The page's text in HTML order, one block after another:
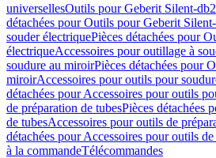
universellesOutils pour Geberit Silent-
détachées pour Outils pour Geberit
souder électriquePièces détachées pour
électriqueAccessoires pour outillage à
soudure au miroirPièces détachées pour
miroirAccessoires pour outils pour
détachées pour Accessoires pour outils
de préparation de tubesPièces détachées
de tubesAccessoires pour outils de
détachées pour Accessoires pour outils
à la commandeTélécommandes